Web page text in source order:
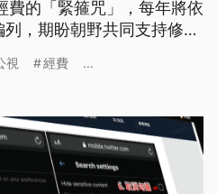
費的「緊箍咒」，每年將依
，期盼朝野共同支持修法
視 經費 ...